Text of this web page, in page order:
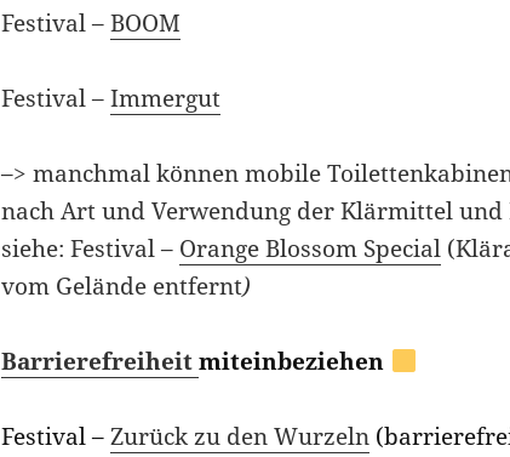
Festival –BOOM
Festival –Immergut
–> manchmal können mobile
nach Art und Verwendung der Klärmittel
siehe: Festival – Orange Blossom Special
vom Gelände entfernt)
Barrierefreiheitmiteinbeziehen
Festival –Zurück zu den Wurzeln